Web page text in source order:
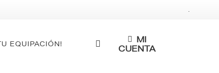
.
EQUIPACIÓN!
MI
CUENTA